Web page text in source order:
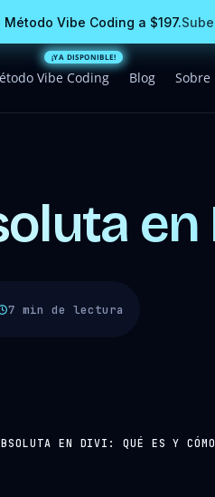
Método Vibe Coding a $197.
Vibe Coding Blog Sobre
7 min de lectura
EN DIVI: QUÉ ES Y